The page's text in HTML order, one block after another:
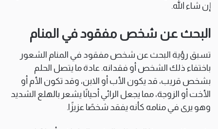
إن شاء الله.
البحث عن شخص مفقود في المنام
تسبق رؤية البحث عن شخص مفقود في المنام الشعور
باختفاء ذلك الشخص أو فقدانه. عادة ما يتصل الحلم
بشخص قريب، قد يكون الأب أو الابن، وقد تكون الأم أو
الأخت أو الزوجة، مما يجعل الرائي أحيانًا يشعر بالهلع الشديد
وهو يرى في منامه كأنه يفقد شخصًا عزيزًا.